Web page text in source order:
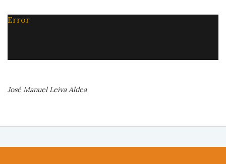
Error
José Manuel Leiva Aldea